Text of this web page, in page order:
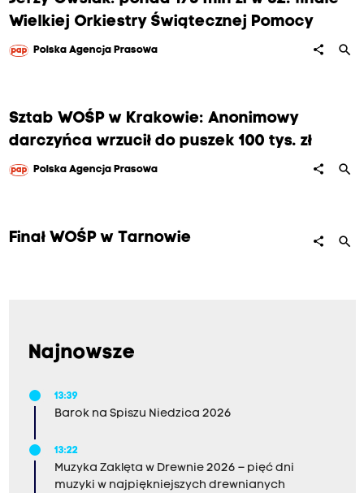
Wielkiej Orkiestry Świątecznej Pomocy
Polska Agencja Prasowa share search
Sztab WOŚP w Krakowie: Anonimowy
darczyńca wrzucił do puszek 100 tys. zł
Polska Agencja Prasowa share search
Finał WOŚP w Tarnowie share search
Najnowsze
13:39
Barok na Spiszu Niedzica 2026
13:22
Muzyka Zaklęta w Drewnie 2026 – pięć dni
muzyki w najpiękniejszych drewnianych